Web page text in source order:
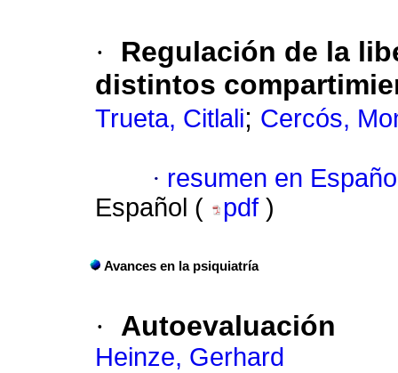
·
Regulación de la
distintos
Trueta, Citlali; Cercós,
· resumen en
Español (
pdf )
Avances en la psiquiatría
· Autoevaluación
Heinze, Gerhard